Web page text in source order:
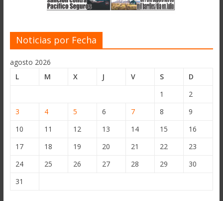
Noticias por Fecha
agosto 2026
L
M X J V S
D
1
2
3
4 5 6 7 8
9
10
11 12 13 14 15
16
17
18 19 20 21 22
23
24
25 26 27 28 29
30
31